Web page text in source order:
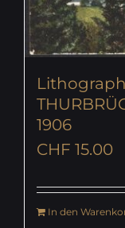
1906
CHF 15.00
In den